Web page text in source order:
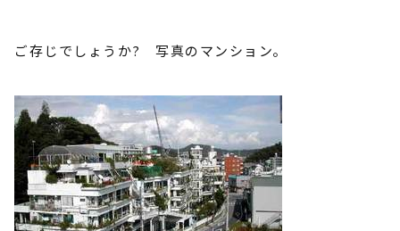
ご存じでしょうか? 写真のマンション。